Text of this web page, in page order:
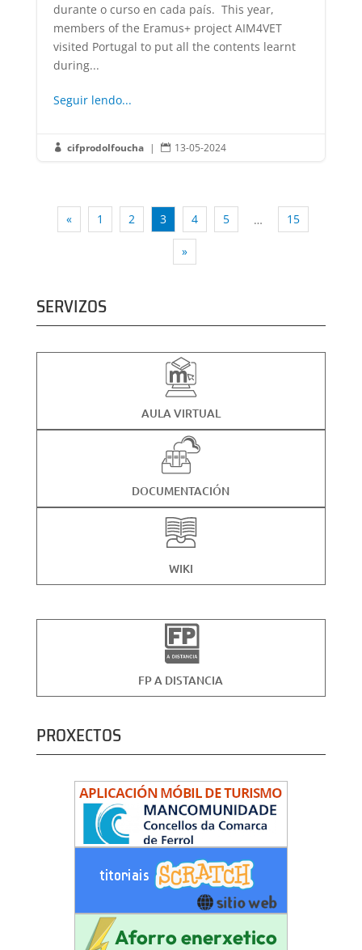
durante o curso en cada país. This year,
members of the Eramus+ project AIM4VET
visited Portugal to put all the contents learnt
during...
Seguir lendo...
 cifprodolfoucha |  13-05-2024
« 1 2 3 4 5 … 15
»
SERVIZOS
AULA VIRTUAL
DOCUMENTACIÓN
WIKI
FP A DISTANCIA
PROXECTOS